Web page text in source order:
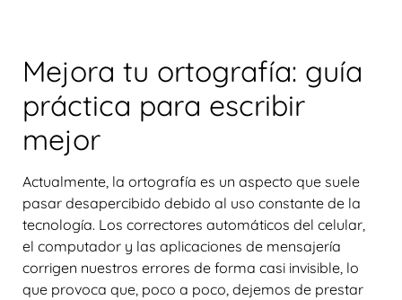
Mejora tu ortografía: guía
práctica para escribir
mejor
Actualmente, la ortografía es un aspecto que suele
pasar desapercibido debido al uso constante de la
tecnología. Los correctores automáticos del celular,
el computador y las aplicaciones de mensajería
corrigen nuestros errores de forma casi invisible, lo
que provoca que, poco a poco, dejemos de prestar